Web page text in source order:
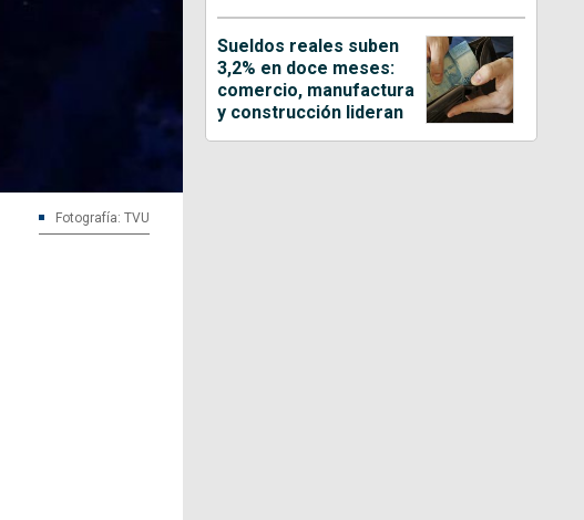
Fotografía: TVU
Sueldos reales suben
3,2% en doce meses:
comercio, manufactura
y construcción lideran